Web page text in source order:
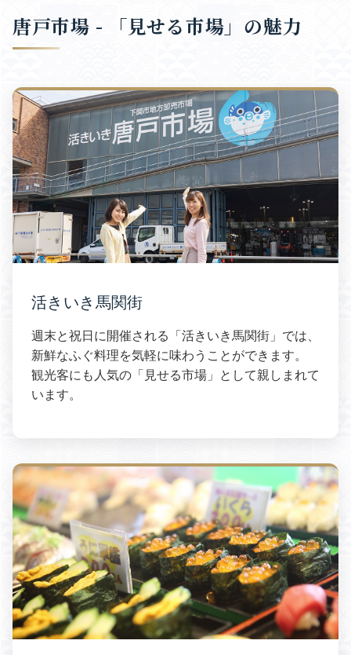
唐戸市場 - 「見せる市場」の魅力
活きいき馬関街
週末と祝日に開催される「活きいき馬関街」では、
新鮮なふぐ料理を気軽に味わうことができます。
観光客にも人気の「見せる市場」として親しまれて
います。